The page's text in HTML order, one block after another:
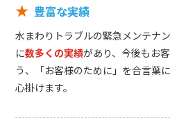
★ 豊富な実績
水まわりトラブルの緊急メンテナ
に数多くの実績があり、今後もお
う、「お客様のために」を合言葉
心掛けます。